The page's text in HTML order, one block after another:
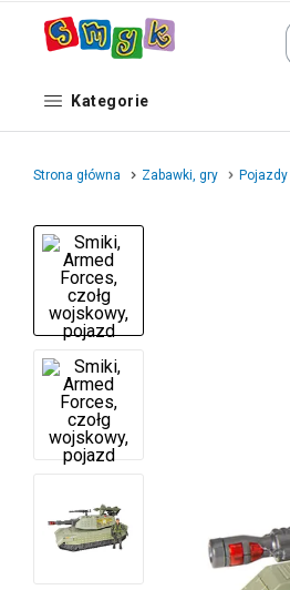
Kategorie
Strona główna Zabawki, gry Pojazdy